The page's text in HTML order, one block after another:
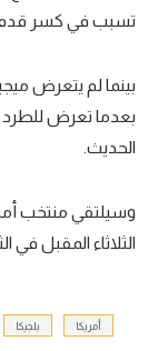
تسبب في كسر قدم
بينما لم يتعرض
بعدما تعرض للطرد
الحديث.
الثلاثاء المقبل في
أمريكا بلجيكا